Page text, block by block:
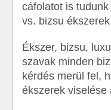
cáfolatot is
vs. bizsu
Ékszer, bizsu,
szavak minden
kérdés merül fel,
ékszerek viselése